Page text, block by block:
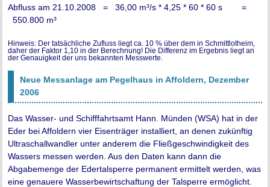
Abfluss am 21.10.2008 = 36,00 m³/s * 4,25 * 60 * 60 s =
550.800 m³
Hinweis: Der tatsächliche Zufluss liegt ca. 10 % über dem in Schmittlotheim,
daher der Faktor 1,10 in der Berechnung! Die Differenz im Ergebnis liegt an
der Genauigkeit der uns bekannten Messwerte.
Neue Messanlage am Pegelhaus in Affoldern, Dezember
2006
Das Wasser- und Schifffahrtsamt Hann. Münden (WSA) hat in der
Eder bei Affoldern vier Eisenträger installiert, an denen zukünftig
Ultraschallwandler unter anderem die Fließgeschwindigkeit des
Wassers messen werden. Aus den Daten kann dann die
Abgabemenge der Edertalsperre permanent ermittelt werden, was
eine genauere Wasserbewirtschaftung der Talsperre ermöglicht.